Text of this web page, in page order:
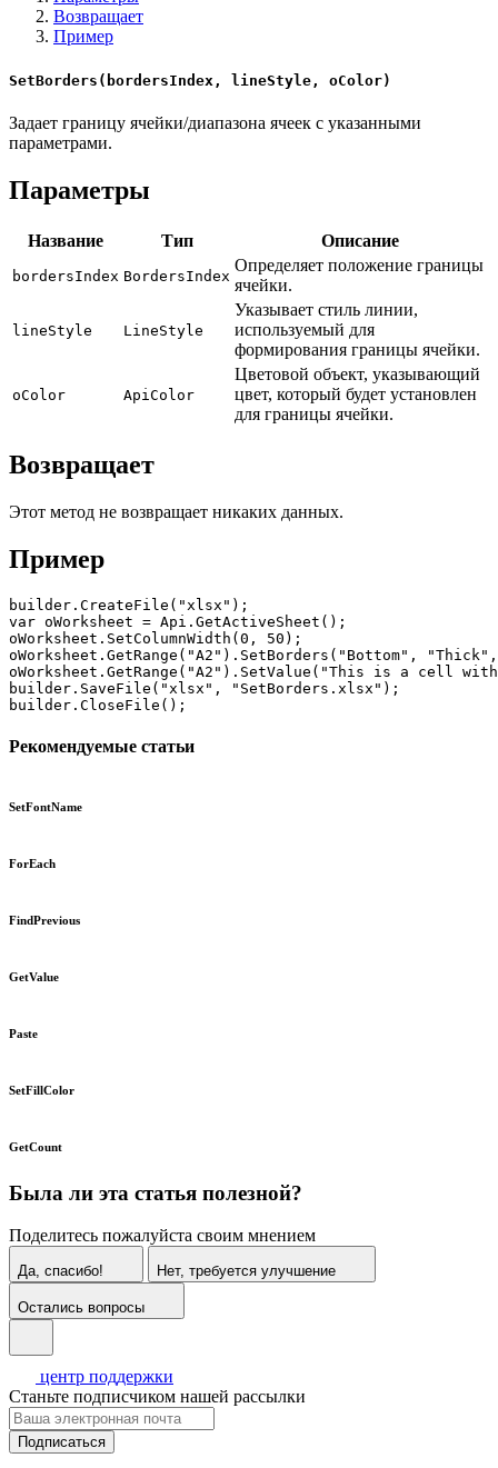
Возвращает
Пример
SetBorders(bordersIndex, lineStyle, oColor)
Задает границу ячейки/диапазона ячеек с указанными
параметрами.
Параметры
Название Тип Описание
bordersIndex BordersIndex
Определяет положение границы
ячейки.
lineStyle LineStyle
Указывает стиль линии,
используемый для
формирования границы ячейки.
oColor ApiColor
Цветовой объект, указывающий
цвет, который будет установлен
для границы ячейки.
Возвращает
Этот метод не возвращает никаких данных.
Пример
builder.CreateFile("xlsx");
var oWorksheet = Api.GetActiveSheet();
oWorksheet.SetColumnWidth(0, 50);
oWorksheet.GetRange("A2").SetBorders("Bottom",
oWorksheet.GetRange("A2").SetValue("This is a cell
builder.SaveFile("xlsx", "SetBorders.xlsx");
builder.CloseFile();
Рекомендуемые статьи
SetFontName
ForEach
FindPrevious
GetValue
Paste
SetFillColor
GetCount
Была ли эта статья полезной?
Поделитесь пожалуйста своим мнением
Да, спасибо! Нет, требуется улучшение
Остались вопросы
центр поддержки
Станьте подписчиком нашей рассылки
Подписаться